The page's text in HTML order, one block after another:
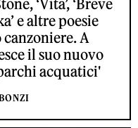
‘Vita’, ‘Breve
e altre poesie
A
il suo nuovo
acquatici'